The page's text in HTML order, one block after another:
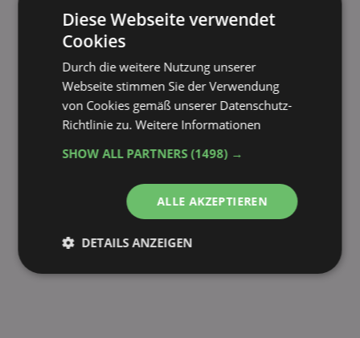
alle Produkte anzeigen
Diese Webseite verwendet
Cookies
Durch die weitere Nutzung unserer
Webseite stimmen Sie der Verwendung
von Cookies gemäß unserer Datenschutz-
Richtlinie zu.Weitere Informationen
SHOW ALL PARTNERS(1498) →
ALLE AKZEPTIEREN
DETAILS ANZEIGEN
Unbedingt
Performance